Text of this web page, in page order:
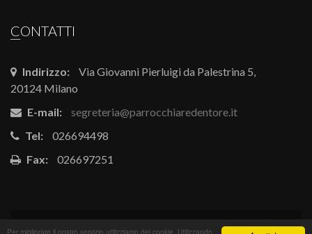
Per migliorare il nostro servizio utilizziamo dei cookie. Utilizzando
CONTATTI
Indirizzo:
Via Giovanni Pierluigi da Palestrina 5,
20124 Milano
E-mail:
segreteria@parrocchiaredentore.it
Tel:
026694498
Fax:
026697251